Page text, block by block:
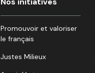
Promouvoir et valoriser
le français
Justes Milieux